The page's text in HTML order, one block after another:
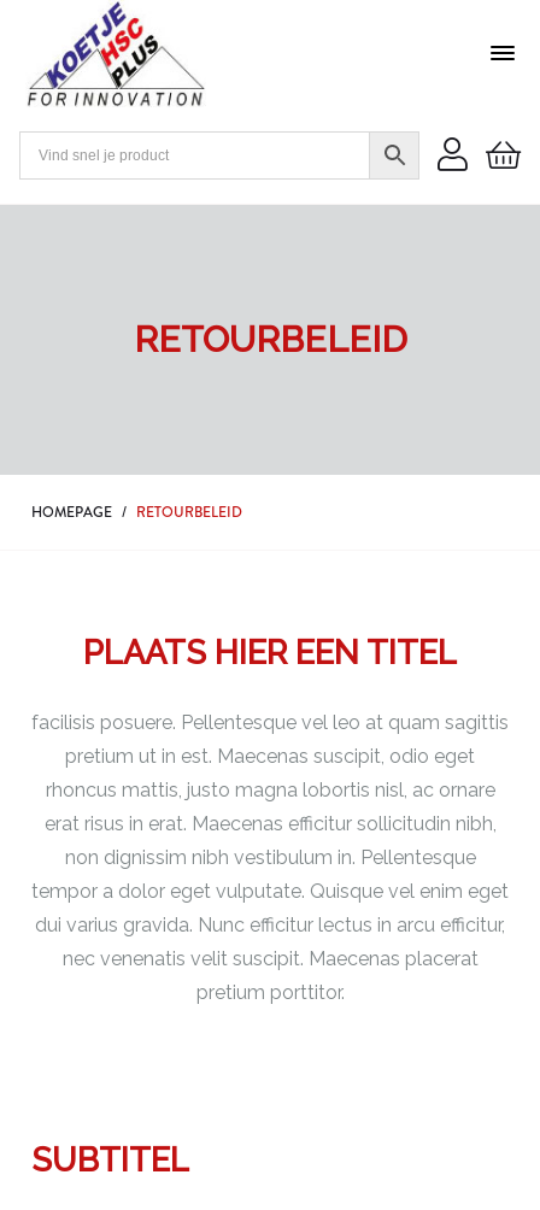
RETOURBELEID
HOMEPAGE / RETOURBELEID
PLAATS HIER EEN TITEL
facilisis posuere. Pellentesque vel leo at quam sagittis
pretium ut in est. Maecenas suscipit, odio eget
rhoncus mattis, justo magna lobortis nisl, ac ornare
erat risus in erat. Maecenas efficitur sollicitudin nibh,
non dignissim nibh vestibulum in. Pellentesque
tempor a dolor eget vulputate. Quisque vel enim eget
dui varius gravida. Nunc efficitur lectus in arcu efficitur,
nec venenatis velit suscipit. Maecenas placerat
pretium porttitor.
SUBTITEL